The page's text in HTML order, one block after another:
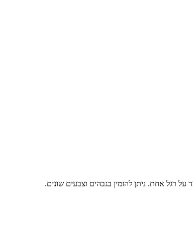
רגל אחת. ניתן להזמין בגבהים וצבעים שונים.